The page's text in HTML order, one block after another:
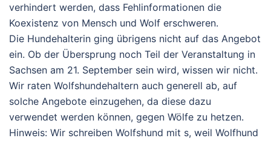
verhindert werden, dass Fehlinformationen die
Koexistenz von Mensch und Wolf erschweren.
Die Hundehalterin ging übrigens nicht auf das Angebot
ein. Ob der Übersprung noch Teil der Veranstaltung in
Sachsen am 21. September sein wird, wissen wir nicht.
Wir raten Wolfshundehaltern auch generell ab, auf
solche Angebote einzugehen, da diese dazu
verwendet werden können, gegen Wölfe zu hetzen.
Hinweis: Wir schreiben Wolfshund mit s, weil Wolfhund